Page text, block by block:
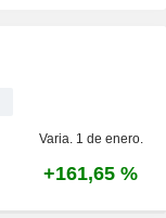
Varia. 1 de enero.
+161,65 %